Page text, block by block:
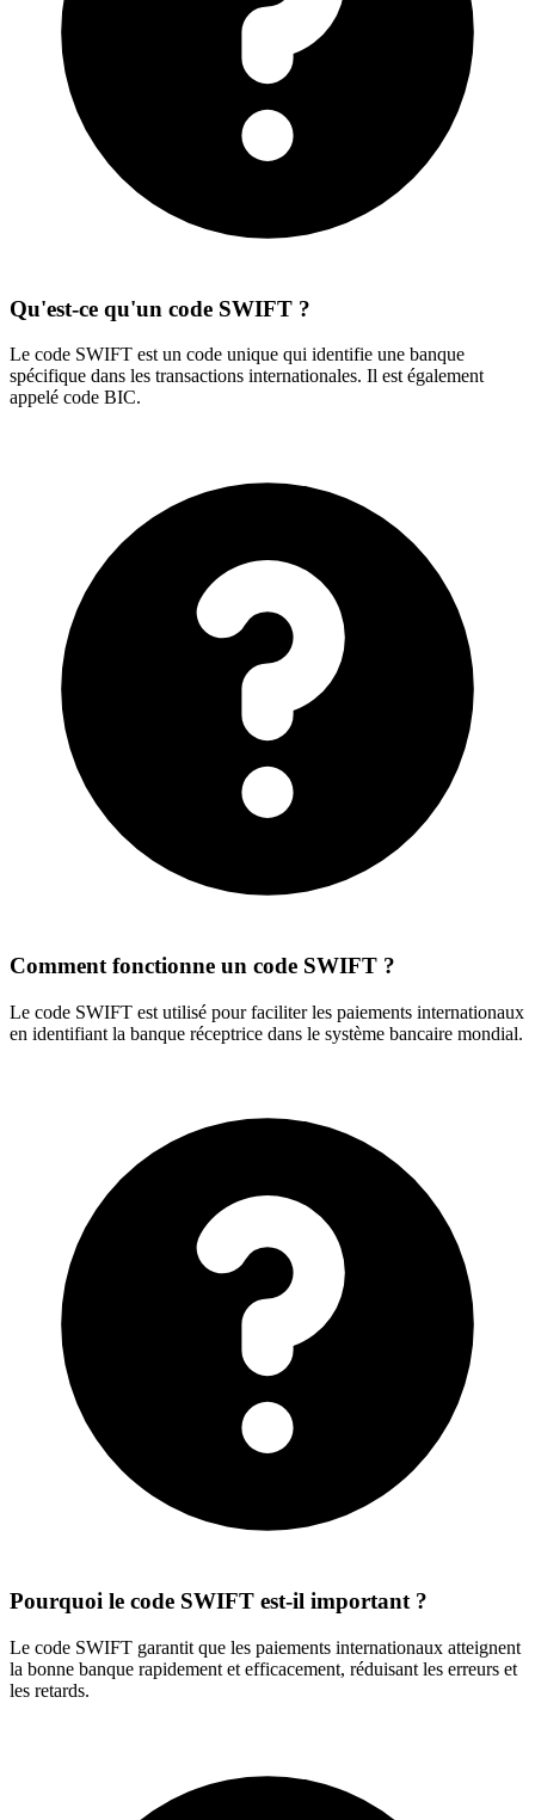
Qu'est-ce qu'un code SWIFT ?
Le code SWIFT est un code unique qui identifie une banque
spécifique dans les transactions internationales. Il est également
appelé code BIC.
Comment fonctionne un code SWIFT ?
Le code SWIFT est utilisé pour faciliter les paiements internationaux
en identifiant la banque réceptrice dans le système bancaire mondial.
Pourquoi le code SWIFT est-il important ?
Le code SWIFT garantit que les paiements internationaux atteignent
la bonne banque rapidement et efficacement, réduisant les erreurs et
les retards.